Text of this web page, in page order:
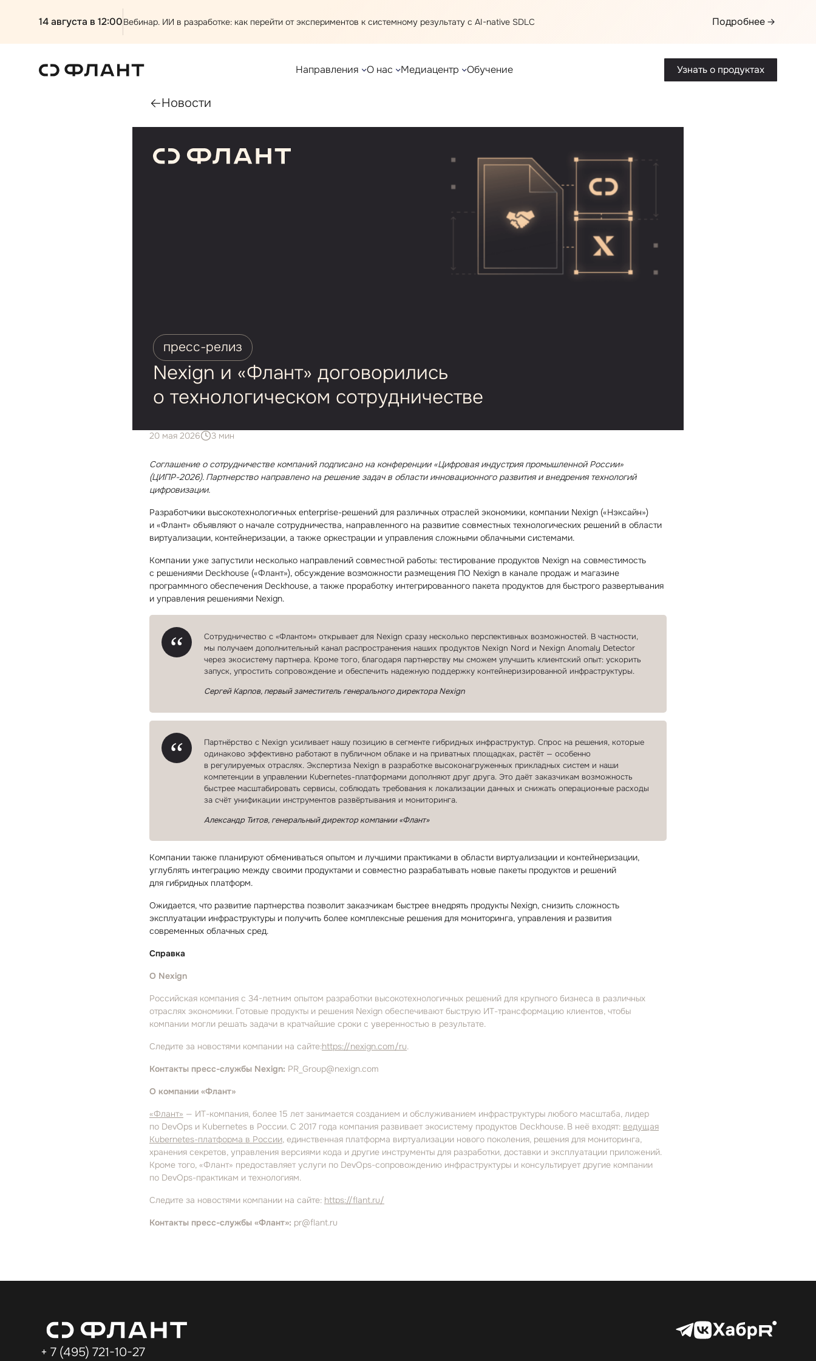
14 августа в 12:00Вебинар. ИИ в разработке: как перейти от экспериментов к системному результату с AI⁠-⁠native SDLC Подробнее
Направления О нас Медиацентр Обучение Узнать о продуктах
Новости
пресс⁠-⁠релиз
Nexign и «Флант» договорились
о технологическом сотрудничестве
20 мая 2026 3 мин
Соглашение о сотрудничестве компаний подписано на конференции «Цифровая индустрия промышленной России»
(ЦИПР⁠-⁠2026). Партнерство направлено на решение задач в области инновационного развития и внедрения технологий
цифровизации.
Разработчики высокотехнологичных enterprise⁠-⁠решений для различных отраслей экономики, компании Nexign («Нэксайн»)
и «Флант» объявляют о начале сотрудничества, направленного на развитие совместных технологических решений в области
виртуализации, контейнеризации, а также оркестрации и управления сложными облачными системами.
Компании уже запустили несколько направлений совместной работы: тестирование продуктов Nexign на совместимость
с решениями Deckhouse («Флант»), обсуждение возможности размещения ПО Nexign в канале продаж и магазине
программного обеспечения Deckhouse, а также проработку интегрированного пакета продуктов для быстрого развертывания
и управления решениями Nexign.
Сотрудничество с «Флантом» открывает для Nexign сразу несколько перспективных возможностей. В частности,
мы получаем дополнительный канал распространения наших продуктов Nexign Nord и Nexign Anomaly Detector
через экосистему партнера. Кроме того, благодаря партнерству мы сможем улучшить клиентский опыт: ускорить
запуск, упростить сопровождение и обеспечить надежную поддержку контейнеризированной инфраструктуры.
Сергей Карпов, первый заместитель генерального директора Nexign
Партнёрство с Nexign усиливает нашу позицию в сегменте гибридных инфраструктур. Спрос на решения, которые
одинаково эффективно работают в публичном облаке и на приватных площадках, растёт — особенно
в регулируемых отраслях. Экспертиза Nexign в разработке высоконагруженных прикладных систем и наши
компетенции в управлении Kubernetes⁠-⁠платформами дополняют друг друга. Это даёт заказчикам возможность
быстрее масштабировать сервисы, соблюдать требования к локализации данных и снижать операционные расходы
за счёт унификации инструментов развёртывания и мониторинга.
Александр Титов, генеральный директор компании «Флант»
Компании также планируют обмениваться опытом и лучшими практиками в области виртуализации и контейнеризации,
углублять интеграцию между своими продуктами и совместно разрабатывать новые пакеты продуктов и решений
для гибридных платформ.
Ожидается, что развитие партнерства позволит заказчикам быстрее внедрять продукты Nexign, снизить сложность
эксплуатации инфраструктуры и получить более комплексные решения для мониторинга, управления и развития
современных облачных сред.
Справка
О Nexign
Российская компания с 34⁠-⁠летним опытом разработки высокотехнологичных решений для крупного бизнеса в различных
отраслях экономики. Готовые продукты и решения Nexign обеспечивают быструю ИТ⁠-⁠трансформацию клиентов, чтобы
компании могли решать задачи в кратчайшие сроки с уверенностью в результате.
Следите за новостями компании на сайте:https://nexign.com/ru.
Контакты пресс⁠-⁠службы Nexign: PR_Group@nexign.com
О компании «Флант»
«Флант» — ИТ⁠-⁠компания, более 15 лет занимается созданием и обслуживанием инфраструктуры любого масштаба, лидер
по DevOps и Kubernetes в России. С 2017 года компания развивает экосистему продуктов Deckhouse. В неё входят: ведущая
Kubernetes⁠-⁠платформа в России, единственная платформа виртуализации нового поколения, решения для мониторинга,
хранения секретов, управления версиями кода и другие инструменты для разработки, доставки и эксплуатации приложений.
Кроме того, «Флант» предоставляет услуги по DevOps⁠-⁠сопровождению инфраструктуры и консультирует другие компании
по DevOps⁠-⁠практикам и технологиям.
Следите за новостями компании на сайте: https://flant.ru/
Контакты пресс⁠-⁠службы «Флант»: pr@flant.ru
+ 7 (495) 721⁠-⁠10⁠-⁠27